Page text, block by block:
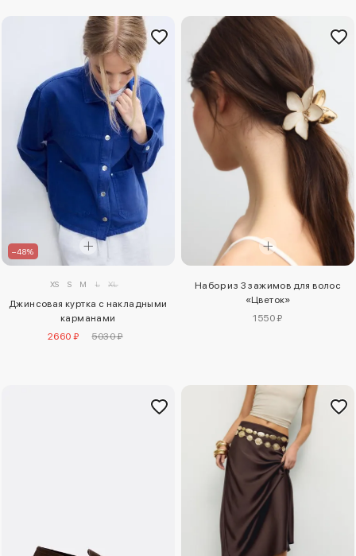
–48%
XS S M L XL
Джинсовая куртка с накладными
карманами
2660 ₽
5030 ₽
Набор из 3 зажимов для волос
«Цветок»
1550 ₽